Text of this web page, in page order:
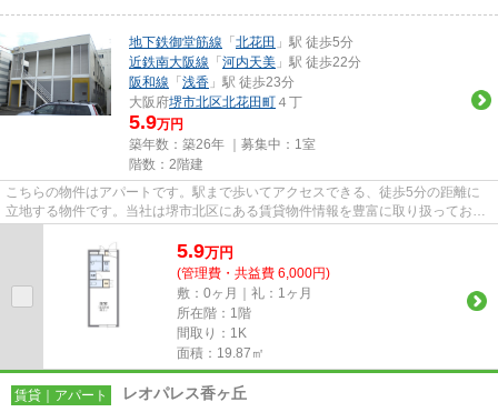
地下鉄御堂筋線 「 北花田 」駅 徒歩5分
近鉄南大阪線 「 河内天美 」駅 徒歩22分
阪和線 「 浅香 」駅 徒歩23分
大阪府堺市北区北花田町 ４丁
5.9万円
築年数：築26年 ｜募集中： 1室
階数：2階建
こちらの物件はアパートです。駅まで歩いてアクセスできる、徒歩5分の距離に
立地する物件です。当社は堺市北区にある賃貸物件情報を豊富に取り扱っており
5.9万円
(管理費・共益費 6,000円)
敷：0ヶ月｜礼：1ヶ月
所在階：1階
間取り：1K
面積：19.87㎡
賃貸｜アパート レオパレス香ヶ丘